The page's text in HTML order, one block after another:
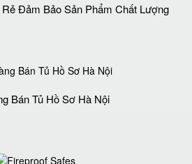
Đảm Bảo Sản Phẩm Chất Lượng‎
Bán Tủ Hồ Sơ Hà Nội